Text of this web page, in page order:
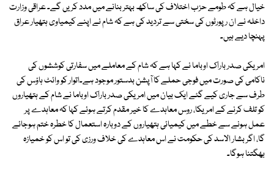
خیال ہے کہ طومے حزب اختلاف کی ساکھ بہتر بنانے میں مدد کریں گے۔ عراقی وزارت
داخلہ نے ان رپورٹوں کی سختی سے تردید کی ہے کہ شام نے اپنے کیمیاوی ہتھیار عراق
پہنچا دیے ہیں۔
امریکی صدر باراک اوباما نے کہا ہے کہ شام کے معاملے میں سفارتی کوششوں کی
ناکامی کی صورت میں فوجی حملے کا آپشن بدستور موجود ہے۔اتوار کو وائٹ ہاؤس کی
طرف سے جاری کیے گئے ایک بیان میں امریکی صدر باراک اوباما نے شام کے ہتھیاروں
کو تلف کرنے کے امریکا، روس معاہدے کا خیر مقدم کرتے ہوئے کہا کہ معاہدے پر
عمل ہونے سے خطے میں کیمیائی ہتھیاروں کے دوبارہ استعمال کا خطرہ ختم ہوجائے
گا، اگر بشار الاسد کی حکومت نے اس معاہدے کی خلاف ورزی کی تو اس کو خمیازہ
بھگتنا ہوگا۔